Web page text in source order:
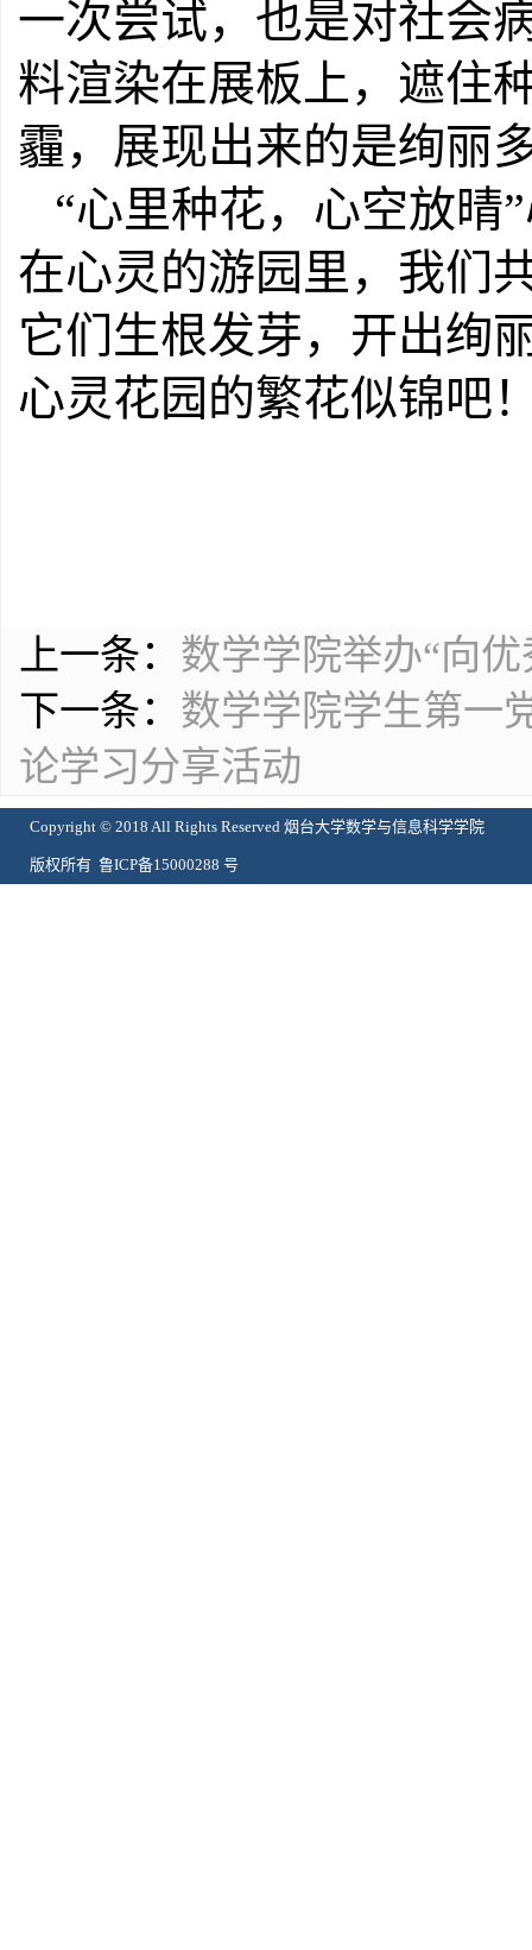
一次尝试，也是对社会
料渲染在展板上，遮住
霾，展现出来的是绚丽
“心里种花，心空放晴
在心灵的游园里，我们
它们生根发芽，开出绚
心灵花园的繁花似锦吧
上一条： 数学学院举办“向
下一条： 数学学院学生第一
论学习分享活动
Copyright © 2018 All Rights Reserved 烟台大学数学与信息科学学院
版权所有 鲁ICP备15000288 号